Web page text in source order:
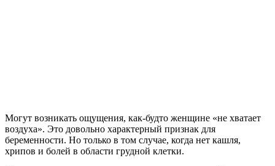
Могут возникать ощущения, как-будто женщине «не хватает
воздуха». Это довольно характерный признак для
беременности. Но только в том случае, когда нет кашля,
хрипов и болей в области грудной клетки.